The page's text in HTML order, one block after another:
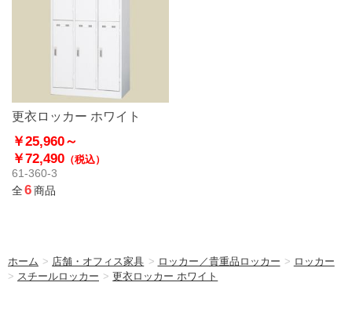
更衣ロッカー ホワイト
￥25,960～
￥72,490 （税込）
61-360-3
全6商品
ホーム > 店舗・オフィス家具 > ロッカー／貴重品ロッカー > ロッカー
> スチールロッカー >更衣ロッカー ホワイト